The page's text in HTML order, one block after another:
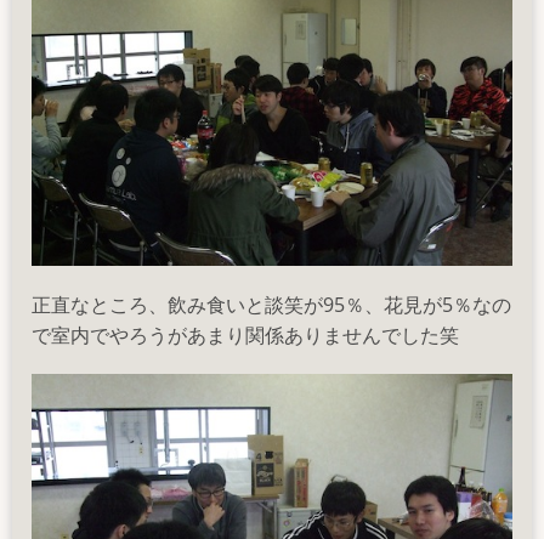
正直なところ、飲み食いと談笑が95％、花見が5％なの
で室内でやろうがあまり関係ありませんでした笑